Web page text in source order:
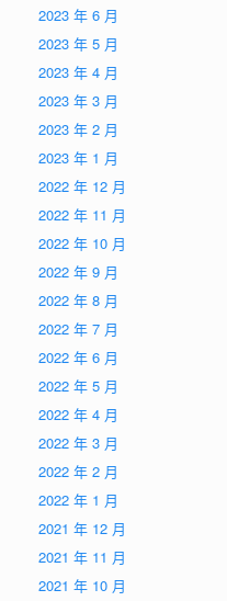
2023 年 6 月
2023 年 5 月
2023 年 4 月
2023 年 3 月
2023 年 2 月
2023 年 1 月
2022 年 12 月
2022 年 11 月
2022 年 10 月
2022 年 9 月
2022 年 8 月
2022 年 7 月
2022 年 6 月
2022 年 5 月
2022 年 4 月
2022 年 3 月
2022 年 2 月
2022 年 1 月
2021 年 12 月
2021 年 11 月
2021 年 10 月